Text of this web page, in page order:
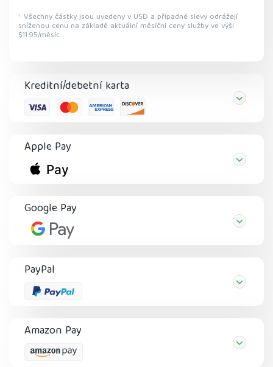
Kreditní/debetní karta
Apple Pay
Google Pay
PayPal
Amazon Pay
1 Všechny částky jsou uvedeny v USD a případné slevy odrážejí
sníženou cenu na základě aktuální měsíční ceny služby ve výši
$11.95/měsíc